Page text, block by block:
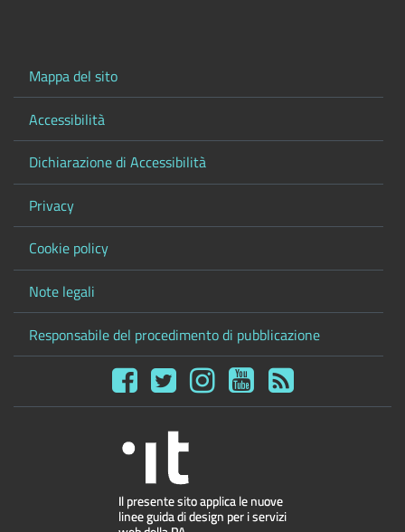
Mappa del sito
Accessibilità
Dichiarazione di Accessibilità
Privacy
Cookie policy
Note legali
Responsabile del procedimento di pubblicazione